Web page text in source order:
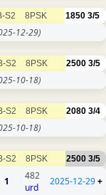
S2 8PSK 1850 3/5
12-29)
S2 8PSK 2500 3/5
10-18)
S2 8PSK 2080 3/4
10-18)
S2 8PSK 2500 3/5
1
482
urd
2025-12-29+